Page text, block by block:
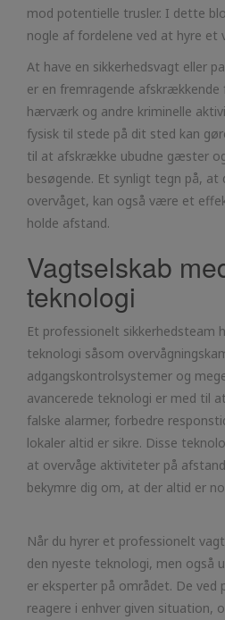
mod potentielle trusler. I dette
nogle af fordelene ved at hyre et
At have en sikkerhedsvagt eller
er en fremragende
hærværk og andre kriminelle
fysisk til stede på dit sted kan
til at afskrække ubudne gæster
besøgende. Et synligt tegn på, at
overvåget, kan også være et
holde afstand.
Vagtselskab
teknologi
Et professionelt sikkerhedsteam
teknologi såsom
adgangskontrolsystemer og
avancerede teknologi er med til
falske alarmer, forbedre
lokaler altid er sikre. Disse
at overvåge aktiviteter på
bekymre dig om, at der altid er
Når du hyrer et professionelt
den nyeste teknologi, men også
er eksperter på området. De ved
reagere i enhver given situation,